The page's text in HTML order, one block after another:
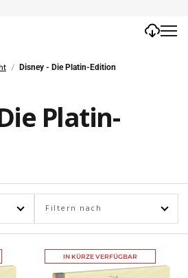
Disney - Die Platin-Edition
Platin-
Filtern nach
IN KÜRZE VERFÜGBAR